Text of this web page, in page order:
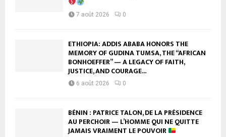
7 août 2026 0
ETHIOPIA: ADDIS ABABA HONORS THE
MEMORY OF GUDINA TUMSA, THE “AFRICAN
BONHOEFFER” — A LEGACY OF FAITH,
JUSTICE, AND COURAGE...
6 août 2026 0
BÉNIN : PATRICE TALON, DE LA PRÉSIDENCE
AU PERCHOIR — L’HOMME QUI NE QUITTE
JAMAIS VRAIMENT LE POUVOIR